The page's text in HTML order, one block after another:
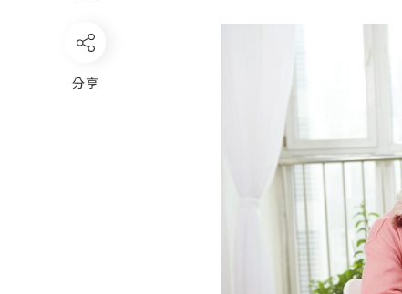
分享